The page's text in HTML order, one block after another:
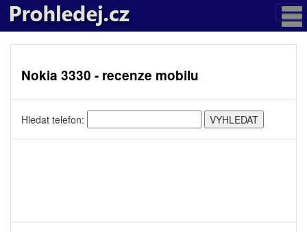
Nokia 3330 - recenze mobilu
Hledat telefon: